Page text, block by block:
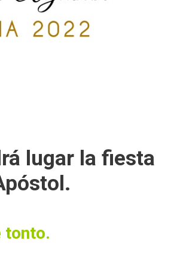
lugar la fiesta
tonto.